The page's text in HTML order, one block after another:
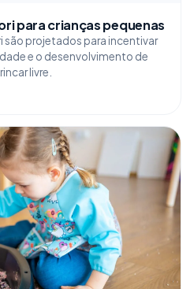
para crianças pequenas
são projetados para incentivar
e o desenvolvimento de
livre.